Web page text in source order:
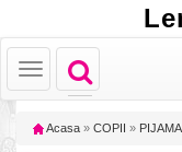
Toggle
navigation
Toggle
navigation
Acasa » COPII »